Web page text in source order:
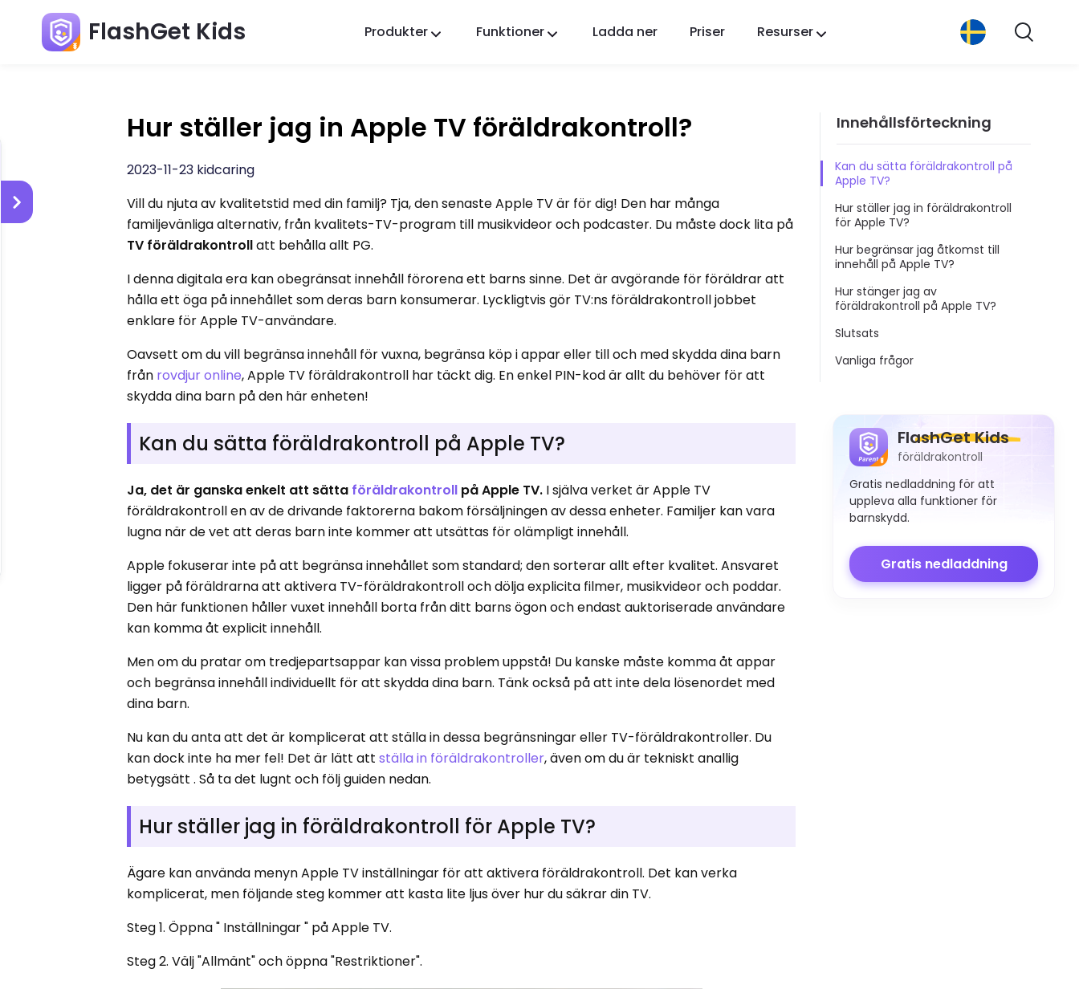
FlashGet Kids Produkter
FlashGet Finder
Funktioner Ladda ner Priser Resurser
Hur ställer jag in Apple TV föräldrakontroll?
2023-11-23 kidcaring
Vill du njuta av kvalitetstid med din familj? Tja, den senaste Apple TV är för dig! Den har många
familjevänliga alternativ, från kvalitets-TV-program till musikvideor och podcaster. Du måste dock lita på
TV föräldrakontrollatt behålla allt PG.
I denna digitala era kan obegränsat innehåll förorena ett barns sinne. Det är avgörande för föräldrar att
hålla ett öga på innehållet som deras barn konsumerar. Lyckligtvis gör TV:ns föräldrakontroll jobbet
enklare för Apple TV-användare.
Oavsett om du vill begränsa innehåll för vuxna, begränsa köp i appar eller till och med skydda dina barn
från rovdjur online, Apple TV föräldrakontroll har täckt dig. En enkel PIN-kod är allt du behöver för att
skydda dina barn på den här enheten!
Kan du sätta föräldrakontroll på Apple TV?
Ja, det är ganska enkelt att sätta föräldrakontroll på Apple TV. I själva verket är Apple TV
föräldrakontroll en av de drivande faktorerna bakom försäljningen av dessa enheter. Familjer kan vara
lugna när de vet att deras barn inte kommer att utsättas för olämpligt innehåll.
Apple fokuserar inte på att begränsa innehållet som standard; den sorterar allt efter kvalitet. Ansvaret
ligger på föräldrarna att aktivera TV-föräldrakontroll och dölja explicita filmer, musikvideor och poddar.
Den här funktionen håller vuxet innehåll borta från ditt barns ögon och endast auktoriserade användare
kan komma åt explicit innehåll.
Men om du pratar om tredjepartsappar kan vissa problem uppstå! Du kanske måste komma åt appar
och begränsa innehåll individuellt för att skydda dina barn. Tänk också på att inte dela lösenordet med
dina barn.
Nu kan du anta att det är komplicerat att ställa in dessa begränsningar eller TV-föräldrakontroller. Du
kan dock inte ha mer fel! Det är lätt attställa in föräldrakontroller, även om du är tekniskt anallig
betygsätt . Så ta det lugnt och följ guiden nedan.
Hur ställer jag in föräldrakontroll för Apple TV?
Ägare kan använda menyn Apple TV inställningar för att aktivera föräldrakontroll. Det kan verka
komplicerat, men följande steg kommer att kasta lite ljus över hur du säkrar din TV.
Steg 1. Öppna " Inställningar " på Apple TV.
Steg 2. Välj "Allmänt" och öppna "Restriktioner".
Innehållsförteckning
Kan du sätta föräldrakontroll på
Apple TV?
Hur ställer jag in föräldrakontroll
för Apple TV?
Hur begränsar jag åtkomst till
innehåll på Apple TV?
Hur stänger jag av
föräldrakontroll på Apple TV?
Slutsats
Vanliga frågor
FlashGet Kids
föräldrakontroll
Gratis nedladdning för att
uppleva alla funktioner för
barnskydd.
Gratis nedladdning